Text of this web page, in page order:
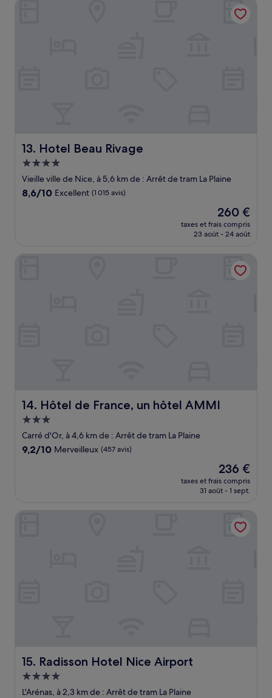
104 €
13. Hotel Beau Rivage
Hotel Beau Rivage
Hébergement
4.0 étoiles
Vieille ville de Nice, à 5,6 km de : Arrêt de tram La Plaine
8.6
8,6/10 Excellent (1 015 avis)
Le
nouveau
prix
de
260 €
260 €
taxes et frais compris
23 août - 24 août
14. Hôtel de France, un hôtel AMMI
Hôtel de France, un hôtel AMMI
Hébergement
3.0 étoiles
Carré d'Or, à 4,6 km de : Arrêt de tram La Plaine
9.2
9,2/10 Merveilleux (457 avis)
Le
nouveau
prix
de
236 €
236 €
taxes et frais compris
31 août - 1 sept.
15. Radisson Hotel Nice Airport
Radisson Hotel Nice Airport
Hébergement
4.0 étoiles
L'Arénas, à 2,3 km de : Arrêt de tram La Plaine